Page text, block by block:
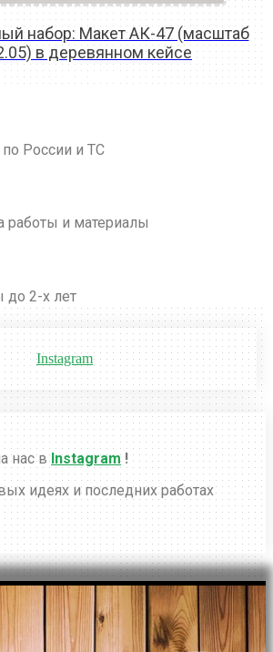
набор: Макет АК-47 (масштаб
в деревянном кейсе
READ MORE
России и ТС
и материалы
до 2-х лет
Instagram
нас вInstagram !
идеях и последних работах